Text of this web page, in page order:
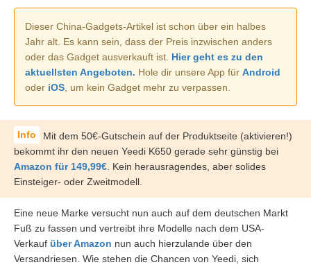
Dieser China-Gadgets-Artikel ist schon über ein halbes
Jahr alt. Es kann sein, dass der Preis inzwischen anders
oder das Gadget ausverkauft ist. Hier geht es zu den
aktuellsten Angeboten. Hole dir unsere App für Android
oder iOS , um kein Gadget mehr zu verpassen.
Mit dem 50€-Gutschein auf der Produktseite (aktivieren!)
bekommt ihr den neuen Yeedi K650 gerade sehr günstig bei
Amazon für 149,99€ . Kein herausragendes, aber solides
Einsteiger- oder Zweitmodell.
Eine neue Marke versucht nun auch auf dem deutschen Markt
Fuß zu fassen und vertreibt ihre Modelle nach dem USA-
Verkauf über Amazon nun auch hierzulande über den
Versandriesen. Wie stehen die Chancen von Yeedi, sich